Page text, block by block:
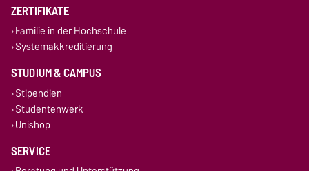
ZERTIFIKATE
Familie in der Hochschule
Systemakkreditierung
STUDIUM & CAMPUS
Stipendien
Studentenwerk
Unishop
SERVICE